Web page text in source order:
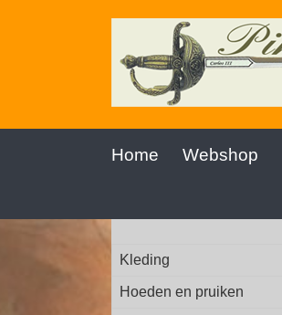
Home Webshop
Kleding
Hoeden en pruiken